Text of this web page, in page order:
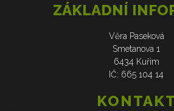
ZÁKLADNÍ
Věra Paseková
Smetanova 1
6434 Kuřim
IČ: 665 104 14
KONTAKT